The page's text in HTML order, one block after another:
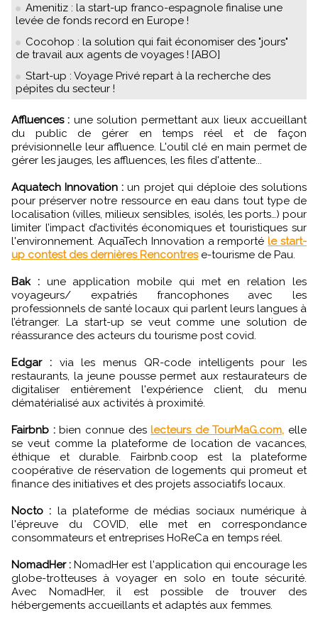
Amenitiz : la start-up franco-espagnole finalise une
levée de fonds record en Europe !
Cocohop : la solution qui fait économiser des "jours"
de travail aux agents de voyages ! [ABO]
Start-up : Voyage Privé repart à la recherche des
pépites du secteur !
Affluences : une solution permettant aux lieux accueillant
du public de gérer en temps réel et de façon
prévisionnelle leur affluence. L'outil clé en main permet de
gérer les jauges, les affluences, les files d'attente...
Aquatech Innovation : un projet qui déploie des solutions
pour préserver notre ressource en eau dans tout type de
localisation (villes, milieux sensibles, isolés, les ports…) pour
limiter l’impact d’activités économiques et touristiques sur
l'environnement. AquaTech Innovation a remportéle start-
up contest des dernières Rencontrese-tourisme de Pau.
Bak :une application mobile qui met en relation les
voyageurs/ expatriés francophones avec les
professionnels de santé locaux qui parlent leurs langues à
l’étranger. La start-up se veut comme une solution de
réassurance des acteurs du tourisme post covid.
Edgar :via les menus QR-code intelligents pour les
restaurants, la jeune pousse permet aux restaurateurs de
digitaliser entièrement l'expérience client, du menu
dématérialisé aux activités à proximité.
Fairbnb :bien connue deslecteurs de TourMaG.com, elle
se veut comme la plateforme de location de vacances,
éthique et durable. Fairbnb.coop est la plateforme
coopérative de réservation de logements qui promeut et
finance des initiatives et des projets associatifs locaux.
Nocto : la plateforme de médias sociaux numérique à
l'épreuve du COVID, elle met en correspondance
consommateurs et entreprises HoReCa en temps réel.
NomadHer : NomadHer est l'application qui encourage les
globe-trotteuses à voyager en solo en toute sécurité.
Avec NomadHer, il est possible de trouver des
hébergements accueillants et adaptés aux femmes.